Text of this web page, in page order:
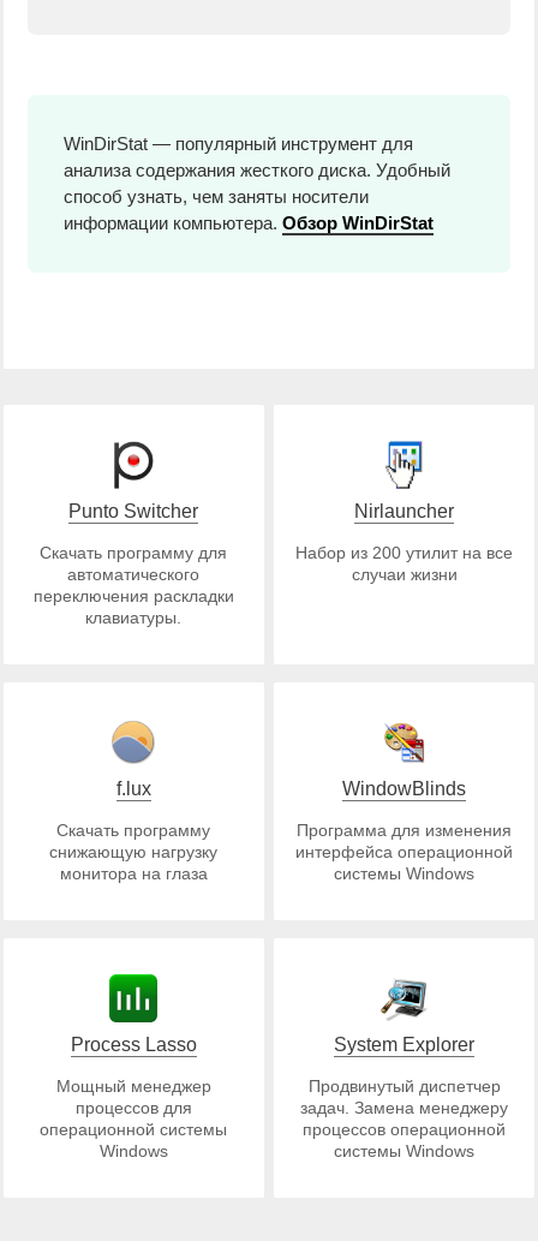
WinDirStat — популярный инструмент для
анализа содержания жесткого диска. Удобный
способ узнать, чем заняты носители
информации компьютера. Обзор WinDirStat
Punto Switcher
Скачать программу для
автоматического
переключения раскладки
клавиатуры.
Nirlauncher
Набор из 200 утилит на все
случаи жизни
f.lux
Скачать программу
снижающую нагрузку
монитора на глаза
WindowBlinds
Программа для изменения
интерфейса операционной
системы Windows
Process Lasso
Мощный менеджер
процессов для
операционной системы
Windows
System Explorer
Продвинутый диспетчер
задач. Замена менеджеру
процессов операционной
системы Windows